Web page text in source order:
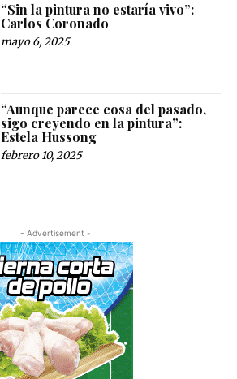
“Sin la pintura no estaría vivo”:
Carlos Coronado
mayo 6, 2025
“Aunque parece cosa del pasado,
sigo creyendo en la pintura”:
Estela Hussong
febrero 10, 2025
- Advertisement -